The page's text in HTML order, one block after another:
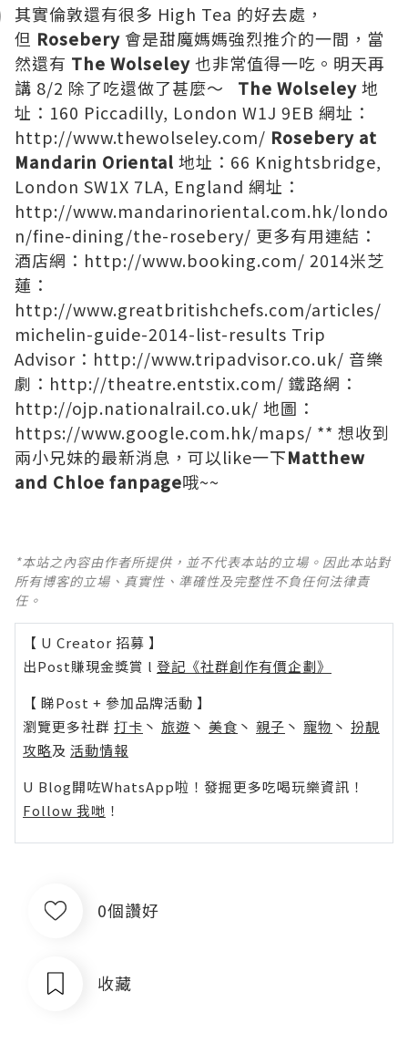
其實倫敦還有很多 High Tea 的好去處，
但 Rosebery 會是甜魔媽媽強烈推介的一間，當
然還有 The Wolseley也非常值得一吃。明天再
講 8/2 除了吃還做了甚麼～ The Wolseley地
址：160 Piccadilly, London W1J 9EB 網址：
http://www.thewolseley.com/ Rosebery at
Mandarin Oriental 地址：66 Knightsbridge,
London SW1X 7LA, England 網址：
http://www.mandarinoriental.com.hk/londo
n/fine-dining/the-rosebery/ 更多有用連結：
酒店網： http://www.booking.com/ 2014米芝
蓮：
http://www.greatbritishchefs.com/articles/
michelin-guide-2014-list-results Trip
Advisor： http://www.tripadvisor.co.uk/ 音樂
劇： http://theatre.entstix.com/ 鐵路網：
http://ojp.nationalrail.co.uk/ 地圖：
https://www.google.com.hk/maps/ ** 想收到
兩小兄妹的最新消息，可以like一下Matthew
and Chloe fanpage哦~~
*本站之內容由作者所提供，並不代表本站的立場。因此本站對
所有博客的立場、真實性、準確性及完整性不負任何法律責
任。
【 U Creator 招募 】
出Post賺現金獎賞 l 登記《社群創作有價企劃》
【 睇Post + 參加品牌活動 】
瀏覽更多社群 打卡 丶 旅遊 丶 美食 丶 親子 丶 寵物 丶 扮靚
攻略及 活動情報
U Blog開咗WhatsApp啦！發掘更多吃喝玩樂資訊！
Follow 我哋 ！
0個讚好
收藏